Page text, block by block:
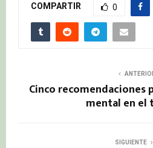
COMPARTIR 0
Cinco recomendaciones
mental en el
SIGUIENTE